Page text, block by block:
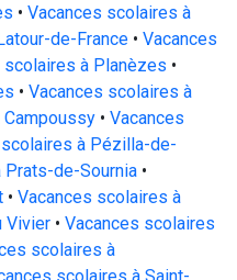
• Vacances scolaires à
de-France • Vacances
scolaires à Planèzes •
• Vacances scolaires à
• Vacances
à Pézilla-de-
de-Sournia •
• Vacances scolaires à
Vivier • Vacances scolaires
scolaires à